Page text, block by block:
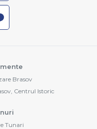
Brasov
Centrul Istoric
Tunari